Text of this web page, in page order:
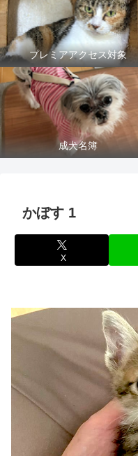
プレミアアクセス対象
成犬名簿
かぼす 1
X